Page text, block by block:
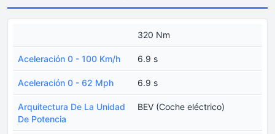
320 Nm
Aceleración 0 - 100 Km/h 6.9 s
Aceleración 0 - 62 Mph 6.9 s
Arquitectura De La Unidad
De Potencia
BEV (Coche eléctrico)